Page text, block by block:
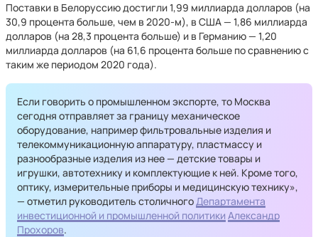
Поставки в Белоруссию достигли 1,99 миллиарда долларов (на
30,9 процента больше, чем в 2020-м), в США — 1,86 миллиарда
долларов (на 28,3 процента больше) и в Германию — 1,20
миллиарда долларов (на 61,6 процента больше по сравнению с
таким же периодом 2020 года).
Если говорить о промышленном экспорте, то Москва
сегодня отправляет за границу механическое
оборудование, например фильтровальные изделия и
телекоммуникационную аппаратуру, пластмассу и
разнообразные изделия из нее — детские товары и
игрушки, автотехнику и комплектующие к ней. Кроме того,
оптику, измерительные приборы и медицинскую технику»,
— отметил руководитель столичногоДепартамента
инвестиционной и промышленной политики Александр
Прохоров.